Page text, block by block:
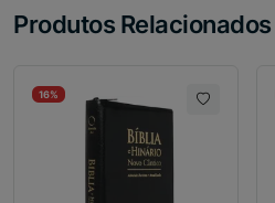
Produtos Relacionados
16%